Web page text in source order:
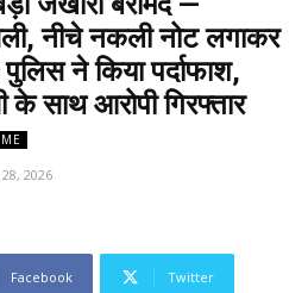
नीचे नकली नोट लगाकर
ने किया पर्दाफाश,
के साथ आरोपी गिरफ्तार
2026
Facebook Twitter